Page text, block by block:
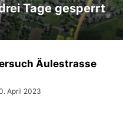
Tage gesperrt
Äulestrasse
April 2023